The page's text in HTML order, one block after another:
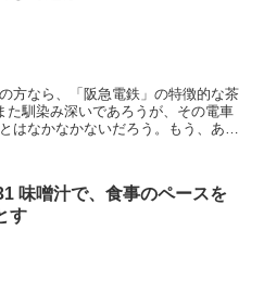
方なら、「阪急電鉄」の特徴的な茶
た馴染み深いであろうが、その電車
はなかなかないだろう。もう、あの
味噌汁で、食事のペースを
す